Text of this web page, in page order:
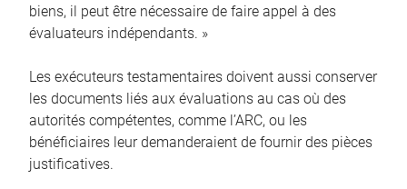
biens, il peut être nécessaire de faire appel à des
évaluateurs indépendants. »
Les exécuteurs testamentaires doivent aussi conserver
les documents liés aux évaluations au cas où des
autorités compétentes, comme l’ARC, ou les
bénéficiaires leur demanderaient de fournir des pièces
justificatives.